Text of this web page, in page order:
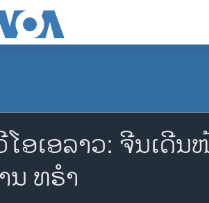
Podcasts
ອເອລາວ: ຈີນເດີນ
ນ ທຣໍາ